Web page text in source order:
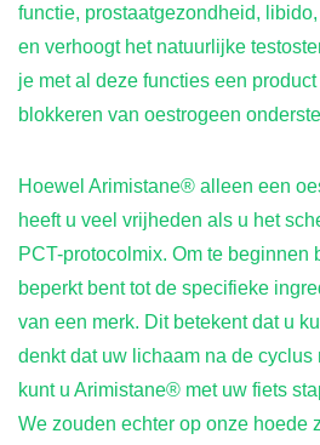
functie, prostaatgezondheid,
en verhoogt het natuurlijke
je met al deze functies een
blokkeren van oestrogeen
Hoewel Arimistane® alleen een
heeft u veel vrijheden als u het
PCT-protocolmix. Om te beginnen
beperkt bent tot de specifieke
van een merk. Dit betekent dat u
denkt dat uw lichaam na de
kunt u Arimistane® met uw fiets
We zouden echter op onze hoede